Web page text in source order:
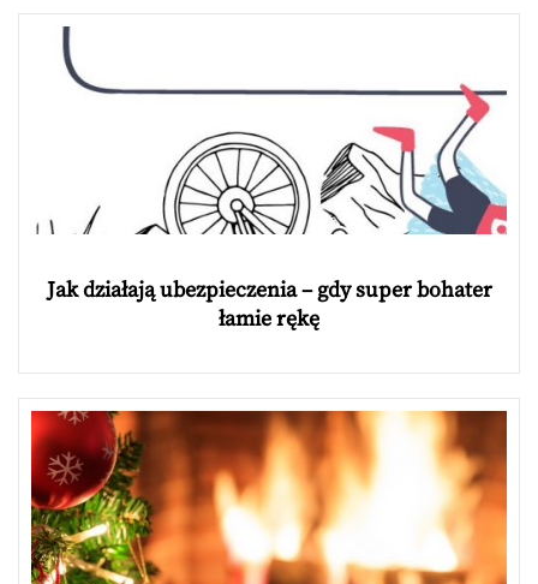
Jak działają ubezpieczenia – gdy super bohater
łamie rękę